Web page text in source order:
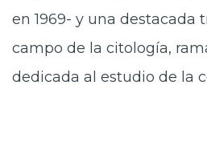
en 1969- y una destacada
campo de la citología,
dedicada al estudio de la